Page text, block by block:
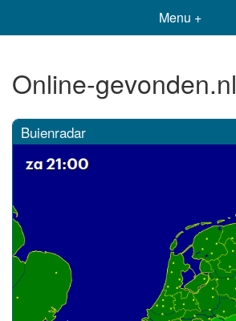
Menu +
Online-gevonden.nl
Buienradar